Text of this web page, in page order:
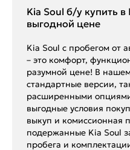
Kia Soul б/у купить
выгодной цене
Kia Soul с пробегом от
– это комфорт,
разумной цене! В нашем
стандартные версии,
расширенными
выгодные условия
выкуп и комиссионная
подержанные Kia Soul
пробега и